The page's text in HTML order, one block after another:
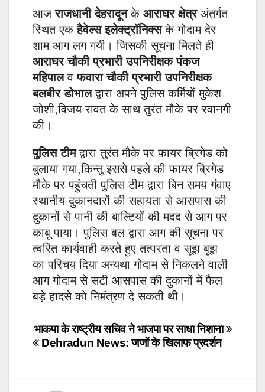
आजराजधानी देहरादूनके आराघर क्षेत्रअंतर्गत
स्थित एकहैवेल्स इलेक्ट्रॉनिक्सके गोदाम देर
शाम आग लग गयी। जिसकी सूचना मिलते ही
आराघर चौकी प्रभारी उपनिरीक्षक पंकज
महिपालवफवारा चौकी प्रभारी उपनिरीक्षक
बलबीर डोभालद्वारा अपने पुलिस कर्मियों मुकेश
जोशी,विजय रावत के साथ तुरंत मौके पर रवानगी
की।
पुलिस टीमद्वारा तुरंत मौके पर फायर ब्रिगेड को
बुलाया गया,किन्तु इससे पहले की फायर ब्रिगेड
मौके पर पहुंचती पुलिस टीम द्वारा बिन समय गंवाए
स्थानीय दुकानदारों की सहायता से आसपास की
दुकानों से पानी की बाल्टियों की मदद से आग पर
काबू पाया। पुलिस बल द्वारा आग की सूचना पर
त्वरित कार्यवाही करते हुए तत्परता व सूझ बूझ
का परिचय दिया अन्यथा गोदाम से निकलने वाली
आग गोदाम से सटी आसपास की दुकानों में फैल
बड़े हादसे को निमंत्रण दे सकती थी।
Post
navigation
भाकपा के राष्ट्रीय सचिव ने भाजपा पर साधा निशाना
Dehradun News: जजों के खिलाफ प्रदर्शन